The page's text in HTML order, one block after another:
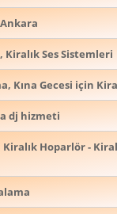
Ses Sistemleri
Kına Gecesi için
dj hizmeti
Kiralık Hoparlör -